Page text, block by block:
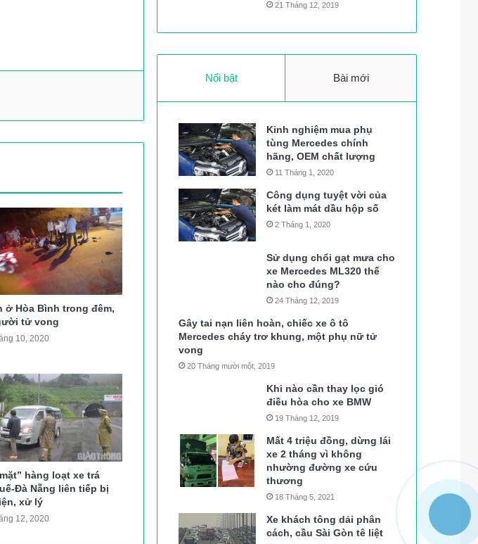
ở Hòa Bình trong đêm,
tử vong
10, 2020
hàng loạt xe trá
Đà Nẵng liên tiếp bị
xử lý
12, 2020
21 Tháng 12, 2019
Nổi bật Bài mới
Kinh nghiệm mua phụ
tùng Mercedes chính
hãng, OEM chất lượng
11 Tháng 1, 2020
Công dụng tuyệt vời của
két làm mát dầu hộp số
2 Tháng 1, 2020
Sử dụng chổi gạt mưa cho
xe Mercedes ML320 thế
nào cho đúng?
24 Tháng 12, 2019
Gây tai nạn liên hoàn, chiếc xe ô tô
Mercedes cháy trơ khung, một phụ nữ tử
vong
20 Tháng mười một, 2019
Khi nào cần thay lọc gió
điều hòa cho xe BMW
19 Tháng 12, 2019
Mất 4 triệu đồng, dừng lái
xe 2 tháng vì không
nhường đường xe cứu
thương
18 Tháng 5, 2021
Xe khách tông dải phân
cách, cầu Sài Gòn tê liệt